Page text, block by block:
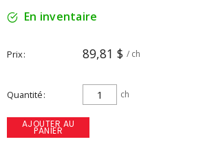
En inventaire
Prix 89,81 $ / ch
Quantité ch
AJOUTER AU
PANIER